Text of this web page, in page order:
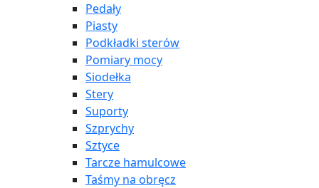
Pedały
Piasty
Podkładki sterów
Pomiary mocy
Siodełka
Stery
Suporty
Szprychy
Sztyce
Tarcze hamulcowe
Taśmy na obręcz